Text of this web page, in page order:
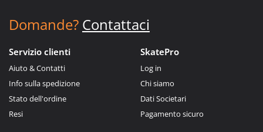
Domande? Contattaci
Servizio clienti
Aiuto & Contatti
Info sulla spedizione
Stato dell'ordine
Resi
SkatePro
Log in
Chi siamo
Dati Societari
Pagamento sicuro